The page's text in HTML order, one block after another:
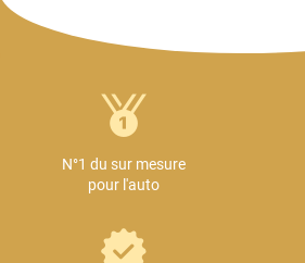
N°1 du sur mesure
pour l'auto